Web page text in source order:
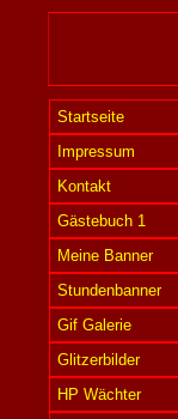
Startseite
Impressum
Kontakt
Gästebuch 1
Meine Banner
Stundenbanner
Gif Galerie
Glitzerbilder
HP Wächter